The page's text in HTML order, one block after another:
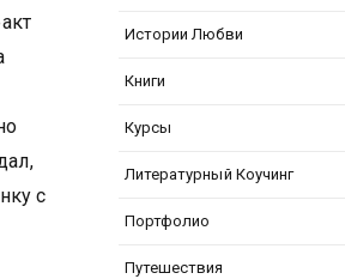
с
Истории Любви
Книги
Курсы
Литературный Коучинг
Портфолио
Путешествия